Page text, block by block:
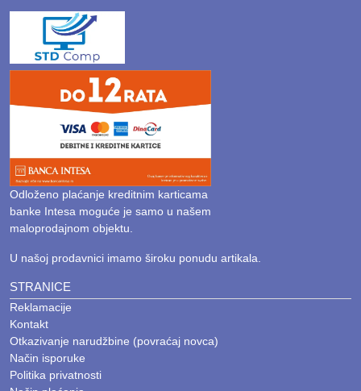
Odloženo plaćanje kreditnim karticama
banke Intesa moguće je samo u našem
maloprodajnom objektu.
U našoj prodavnici imamo široku ponudu artikala.
STRANICE
Reklamacije
Kontakt
Otkazivanje narudžbine (povraćaj novca)
Način isporuke
Politika privatnosti